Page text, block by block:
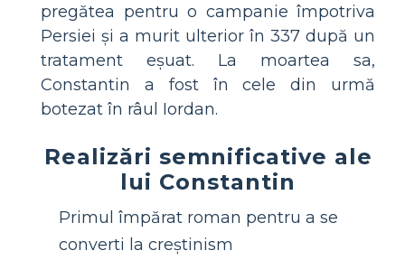
pregătea pentru o campanie împotriva
Persiei și a murit ulterior în 337 după un
tratament eșuat. La moartea sa,
Constantin a fost în cele din urmă
botezat în râul Iordan.
Realizări semnificative ale
lui Constantin
Primul împărat roman pentru a se
converti la creștinism